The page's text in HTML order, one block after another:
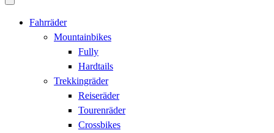
Fahrräder
Mountainbikes
Fully
Hardtails
Trekkingräder
Reiseräder
Tourenräder
Crossbikes